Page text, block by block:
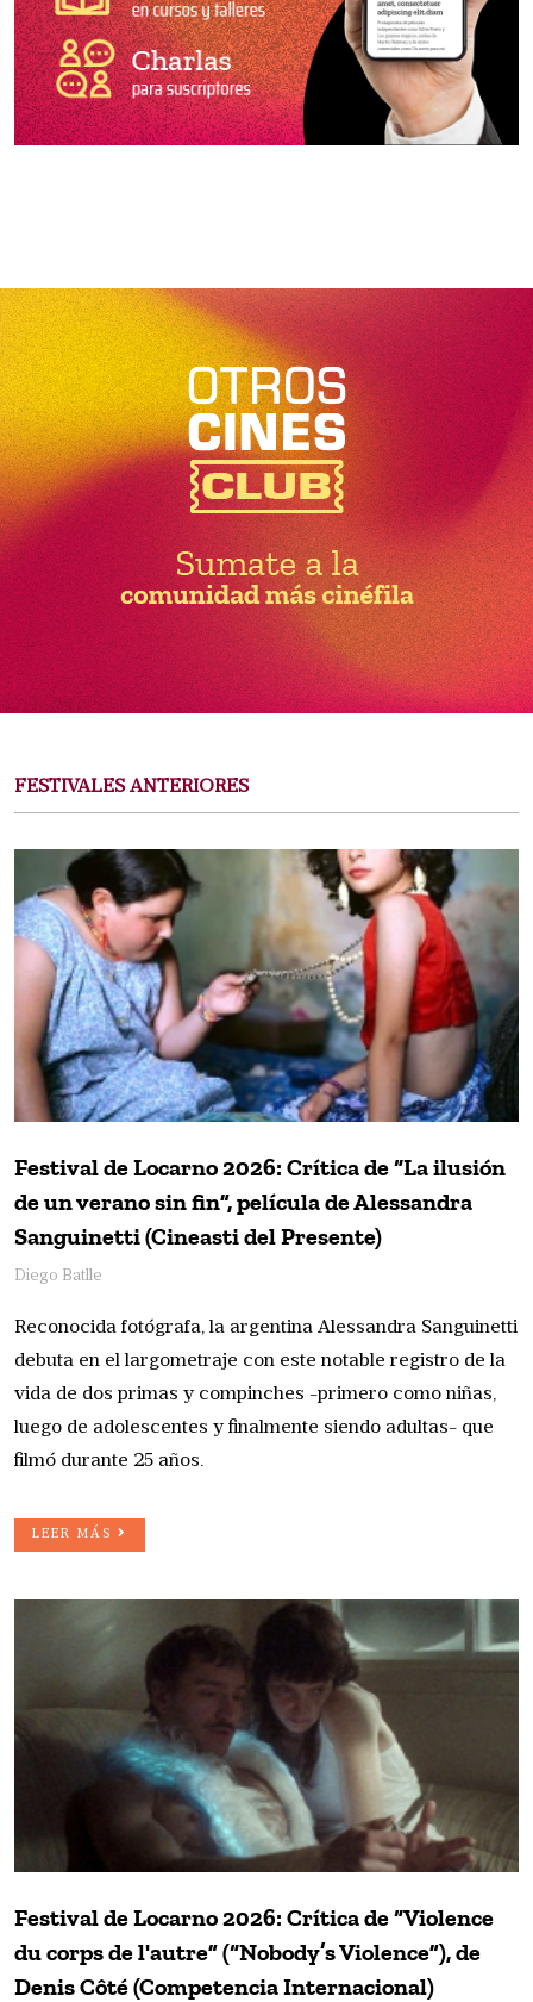
FESTIVALES ANTERIORES
Festival de Locarno 2026: Crítica de “La ilusión
de un verano sin fin”, película de Alessandra
Sanguinetti (Cineasti del Presente)
Diego Batlle
Reconocida fotógrafa, la argentina Alessandra Sanguinetti
debuta en el largometraje con este notable registro de la
vida de dos primas y compinches -primero como niñas,
luego de adolescentes y finalmente siendo adultas- que
filmó durante 25 años.
LEER MÁS
Festival de Locarno 2026: Crítica de “Violence
du corps de l'autre” (“Nobody’s Violence”), de
Denis Côté (Competencia Internacional)